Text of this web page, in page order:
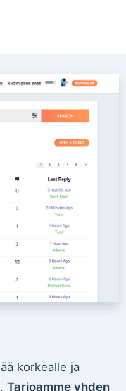
korkealle ja
Tarjoamme yhden